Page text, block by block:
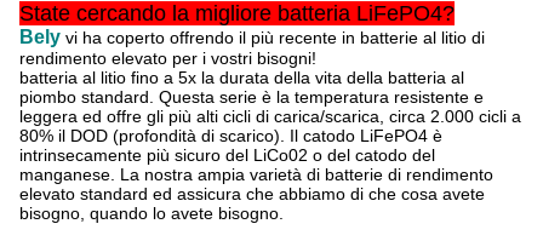
State cercando la migliore batteria LiFePO4?
Bely vi ha coperto offrendo il più recente in batterie al litio di
rendimento elevato per i vostri bisogni!
batteria al litio fino a 5x la durata della vita della batteria al
piombo standard. Questa serie è la temperatura resistente e
leggera ed offre gli più alti cicli di carica/scarica, circa 2.000 cicli a
80% il DOD (profondità di scarico). Il catodo LiFePO4 è
intrinsecamente più sicuro del LiCo02 o del catodo del
manganese. La nostra ampia varietà di batterie di rendimento
elevato standard ed assicura che abbiamo di che cosa avete
bisogno, quando lo avete bisogno.